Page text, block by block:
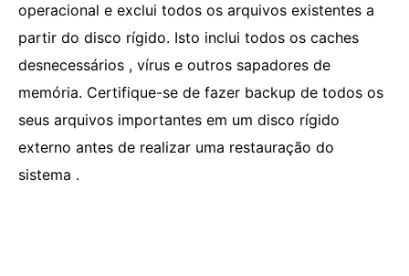
operacional e exclui todos os arquivos existentes a
partir do disco rígido. Isto inclui todos os caches
desnecessários , vírus e outros sapadores de
memória. Certifique-se de fazer backup de todos os
seus arquivos importantes em um disco rígido
externo antes de realizar uma restauração do
sistema .